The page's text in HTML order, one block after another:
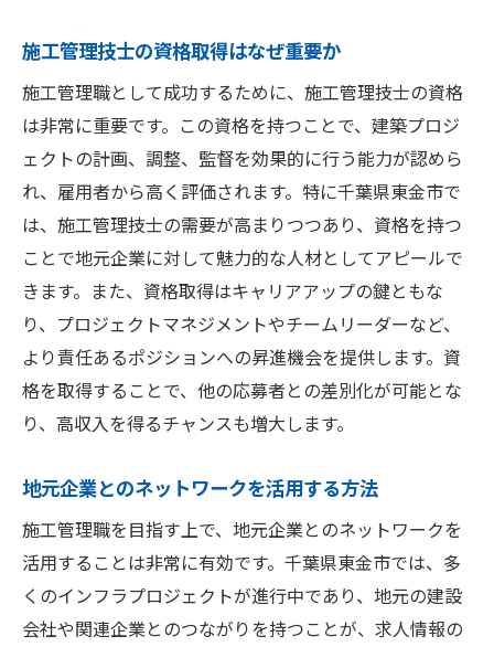
東金市での施工管理職の役割と責任
地域の特性を活かした施工管理戦略
地元経済が施工管理職に及ぼす影響
東金市での施工管理職求人が提供するキャリア
の可能性
多様なプロジェクトから学ぶキャリアチャ
ンス
施工管理技士としてのキャリアパスの選択
肢
東金市の経済成長と求人の関連性
施工管理職でのキャリアを加速させる方法
国際的な視野を持ったキャリアプランニン
グ
施工管理職としての成長を促す東金市での求人
選び
求人選びの際に考慮すべきポイント
施工管理技士の資格取得はなぜ重要か
施工管理職として成功するために、施工管理技士の資格
は非常に重要です。この資格を持つことで、建築プロジ
ェクトの計画、調整、監督を効果的に行う能力が認めら
れ、雇用者から高く評価されます。特に千葉県東金市で
は、施工管理技士の需要が高まりつつあり、資格を持つ
ことで地元企業に対して魅力的な人材としてアピールで
きます。また、資格取得はキャリアアップの鍵ともな
り、プロジェクトマネジメントやチームリーダーなど、
より責任あるポジションへの昇進機会を提供します。資
格を取得することで、他の応募者との差別化が可能とな
り、高収入を得るチャンスも増大します。
地元企業とのネットワークを活用する方法
施工管理職を目指す上で、地元企業とのネットワークを
活用することは非常に有効です。千葉県東金市では、多
くのインフラプロジェクトが進行中であり、地元の建設
会社や関連企業とのつながりを持つことが、求人情報の